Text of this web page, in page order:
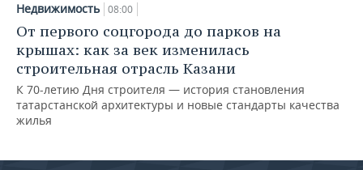
Недвижимость 08:00
От первого соцгорода до парков на
крышах: как за век изменилась
строительная отрасль Казани
К 70-летию Дня строителя — история становления
татарстанской архитектуры и новые стандарты качества
жилья